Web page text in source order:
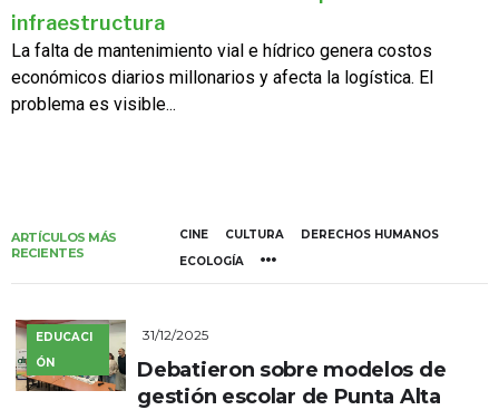
infraestructura
La falta de mantenimiento vial e hídrico genera costos
económicos diarios millonarios y afecta la logística. El
problema es visible...
ARTÍCULOS MÁS
RECIENTES
CINE CULTURA
DERECHOS HUMANOS
ECOLOGÍA
EDUCACI
ÓN
31/12/2025
Debatieron sobre modelos de
gestión escolar de Punta Alta